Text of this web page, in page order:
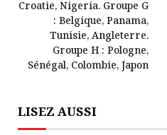
Croatie, Nigeria. Groupe G
: Belgique, Panama,
Tunisie, Angleterre.
Groupe H : Pologne,
Sénégal, Colombie, Japon
LISEZ AUSSI